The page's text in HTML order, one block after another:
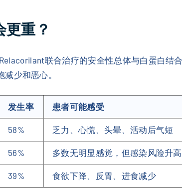
更重？
联合治疗的安全性总体与白蛋白
少和恶心。
发生率 患者可能感受
58% 乏力、心慌、头晕、活动后气短
56% 多数无明显感觉，但感染风险升高
39% 食欲下降、反胃、进食减少